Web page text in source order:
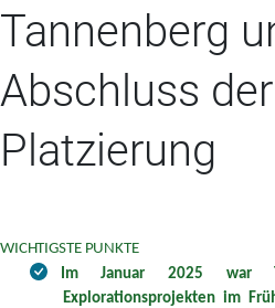
Tannenberg
Abschluss der
Platzierung
WICHTIGSTE PUNKTE
Im Januar 2025 war
Explorationsprojekten im